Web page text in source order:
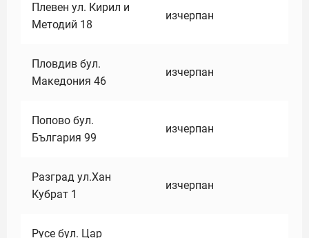
Плевен ул. Кирил и
Методий 18
изчерпан
Пловдив бул.
Македония 46
изчерпан
Попово бул.
България 99
изчерпан
Разград ул.Хан
Кубрат 1
изчерпан
Русе бул. Цар